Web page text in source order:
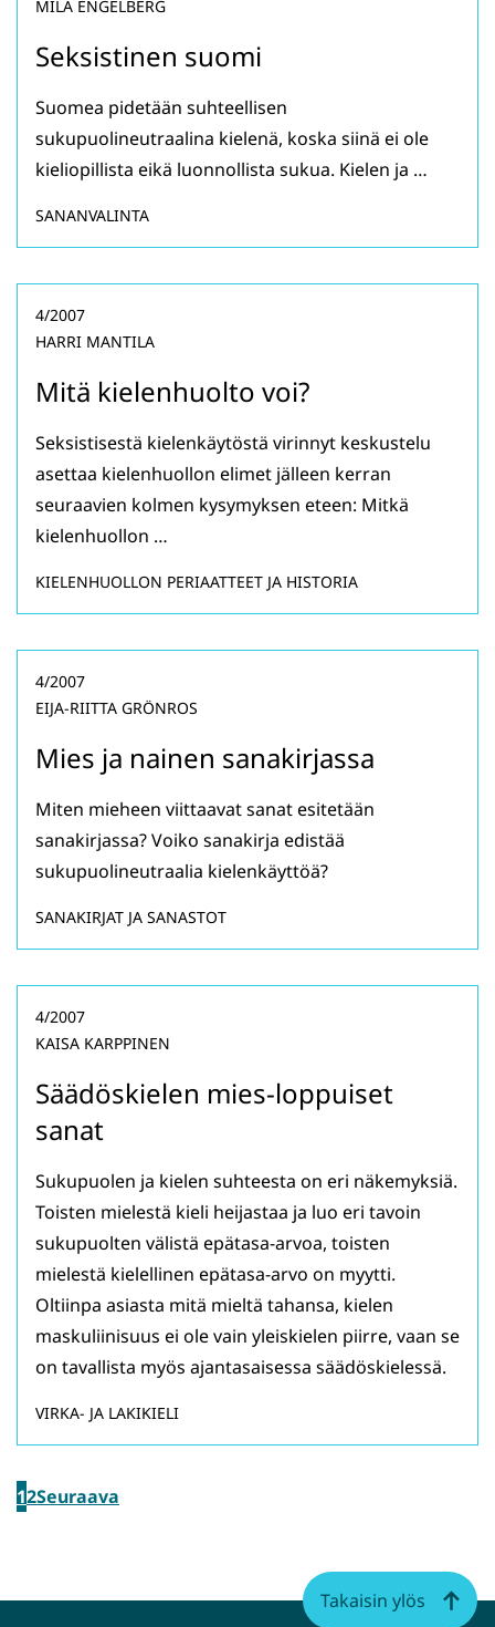
Seksistinen suomi
MILA ENGELBERG
Suomea pidetään suhteellisen
sukupuolineutraalina kielenä, koska siinä ei ole
kieliopillista eikä luonnollista sukua. Kielen ja …
SANANVALINTA
Mitä kielenhuolto voi?
4/2007
HARRI MANTILA
Seksistisestä kielenkäytöstä virinnyt keskustelu
asettaa kielenhuollon elimet jälleen kerran
seuraavien kolmen kysymyksen eteen: Mitkä
kielenhuollon …
KIELENHUOLLON PERIAATTEET JA HISTORIA
Mies ja nainen sanakirjassa
4/2007
EIJA-RIITTA GRÖNROS
Miten mieheen viittaavat sanat esitetään
sanakirjassa? Voiko sanakirja edistää
sukupuolineutraalia kielenkäyttöä?
SANAKIRJAT JA SANASTOT
Säädöskielen mies-loppuiset
sanat
4/2007
KAISA KARPPINEN
Sukupuolen ja kielen suhteesta on eri näkemyksiä.
Toisten mielestä kieli heijastaa ja luo eri tavoin
sukupuolten välistä epätasa-arvoa, toisten
mielestä kielellinen epätasa-arvo on myytti.
Oltiinpa asiasta mitä mieltä tahansa, kielen
maskuliinisuus ei ole vain yleiskielen piirre, vaan se
on tavallista myös ajantasaisessa säädöskielessä.
VIRKA- JA LAKIKIELI
12Seuraava
Takaisin ylös